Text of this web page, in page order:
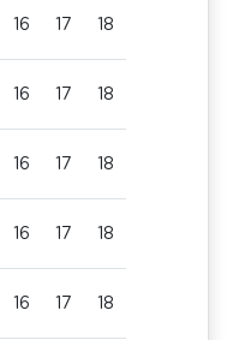
16 17 18
16 17 18
16 17 18
16 17 18
16 17 18